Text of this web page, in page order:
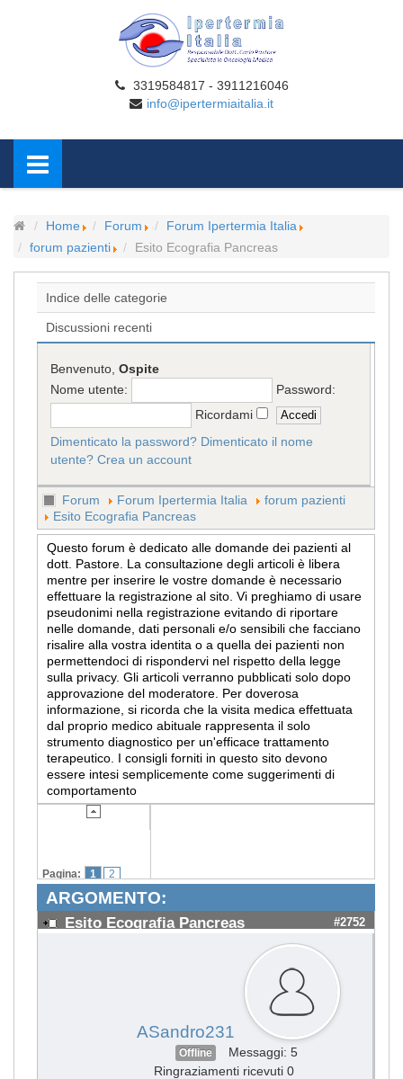
3319584817 - 3911216046
info@ipertermiaitalia.it
Home Forum
Forum Ipertermia Italia
forum pazienti
Esito Ecografia Pancreas
Indice delle categorie
Discussioni recenti
Benvenuto,Ospite
Nome utente:
Password:
Ricordami
Dimenticato la password? Dimenticato il nome
utente? Crea un account
Forum Forum Ipertermia Italia
forum pazienti
Esito Ecografia Pancreas
Questo forum è dedicato alle domande dei pazienti al
dott. Pastore. La consultazione degli articoli è libera
mentre per inserire le vostre domande è necessario
effettuare la registrazione al sito. Vi preghiamo di usare
pseudonimi nella registrazione evitando di riportare
nelle domande, dati personali e/o sensibili che facciano
risalire alla vostra identita o a quella dei pazienti non
permettendoci di rispondervi nel rispetto della legge
sulla privacy. Gli articoli verranno pubblicati solo dopo
approvazione del moderatore. Per doverosa
informazione, si ricorda che la visita medica effettuata
dal proprio medico abituale rappresenta il solo
strumento diagnostico per un'efficace trattamento
terapeutico. I consigli forniti in questo sito devono
essere intesi semplicemente come suggerimenti di
comportamento
Pagina: 1 2
ARGOMENTO:
Esito Ecografia Pancreas #2752
ASandro231
Offline
Messaggi: 5
Ringraziamenti ricevuti 0